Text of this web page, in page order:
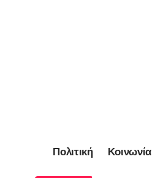
Πολιτική Κοινωνία